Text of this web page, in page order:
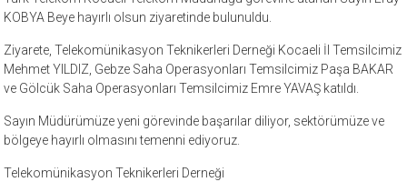
KOBYA Beye hayırlı olsun ziyaretinde bulunuldu.
Ziyarete, Telekomünikasyon Teknikerleri Derneği Kocaeli İl Temsilcimiz
Mehmet YILDIZ, Gebze Saha Operasyonları Temsilcimiz Paşa BAKAR
ve Gölcük Saha Operasyonları Temsilcimiz Emre YAVAŞ katıldı.
Sayın Müdürümüze yeni görevinde başarılar diliyor, sektörümüze ve
bölgeye hayırlı olmasını temenni ediyoruz.
Telekomünikasyon Teknikerleri Derneği